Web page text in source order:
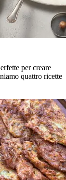
per creare
quattro ricette